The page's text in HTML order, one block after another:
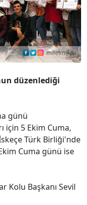
düzenlediği
günü
için 5 Ekim Cuma,
Türk Birliği'nde
Cuma günü ise
Kolu Başkanı Sevil